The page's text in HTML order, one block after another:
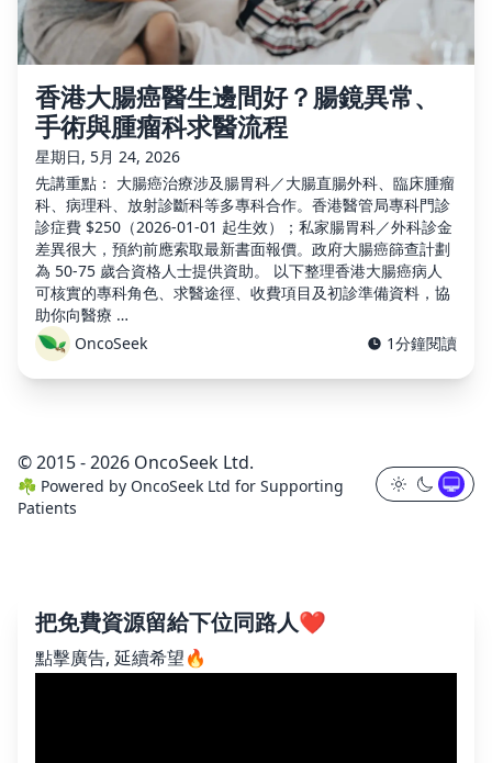
香港大腸癌醫生邊間好？腸鏡異常、
手術與腫瘤科求醫流程
星期日, 5月 24, 2026
先講重點： 大腸癌治療涉及腸胃科／大腸直腸外科、臨床腫瘤
科、病理科、放射診斷科等多專科合作。香港醫管局專科門診
診症費 $250（2026-01-01 起生效）；私家腸胃科／外科診金
差異很大，預約前應索取最新書面報價。政府大腸癌篩查計劃
為 50-75 歲合資格人士提供資助。 以下整理香港大腸癌病人
可核實的專科角色、求醫途徑、收費項目及初診準備資料，協
助你向醫療 …
OncoSeek
1分鐘閱讀
© 2015 - 2026 OncoSeek Ltd.
☘️ Powered by OncoSeek Ltd for Supporting
Patients
把免費資源留給下位同路人❤️
點擊廣告, 延續希望🔥